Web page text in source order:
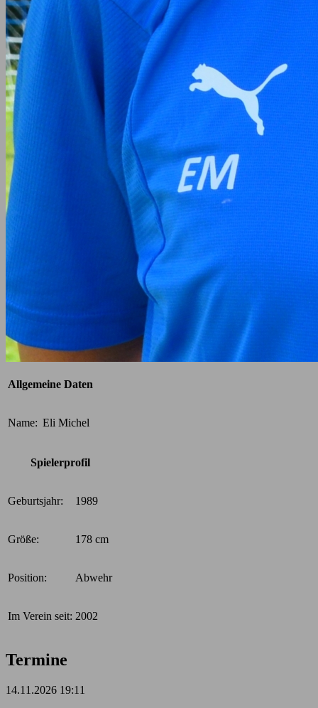
Allgemeine Daten
Name: Eli Michel
Spielerprofil
Geburtsjahr: 1989
Größe: 178 cm
Position: Abwehr
Im Verein seit: 2002
Termine
14.11.2026 19:11